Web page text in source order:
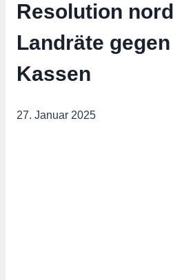
Resolution
Landräte
Kassen
27. Januar 2025